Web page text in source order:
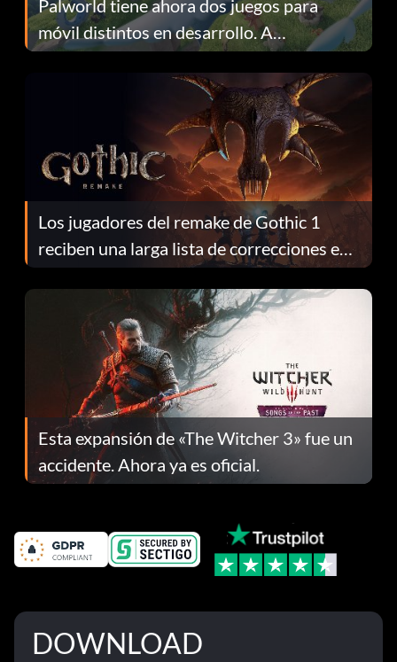
Palworld tiene ahora dos juegos para
móvil distintos en desarrollo. A
continuación te explicamos por qué.
Los jugadores del remake de Gothic 1
reciben una larga lista de correcciones en
el parche 1.0.4
Esta expansión de «The Witcher 3» fue un
accidente. Ahora ya es oficial.
DOWNLOAD